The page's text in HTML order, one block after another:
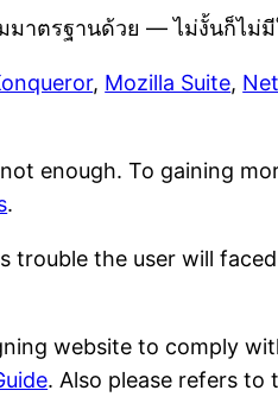
มาตรฐานด้วย — ไม่งั้นก็ไม่
, Mozilla Suite,
enough. To gaining
.
trouble the user will
website to comply
. Also please refers